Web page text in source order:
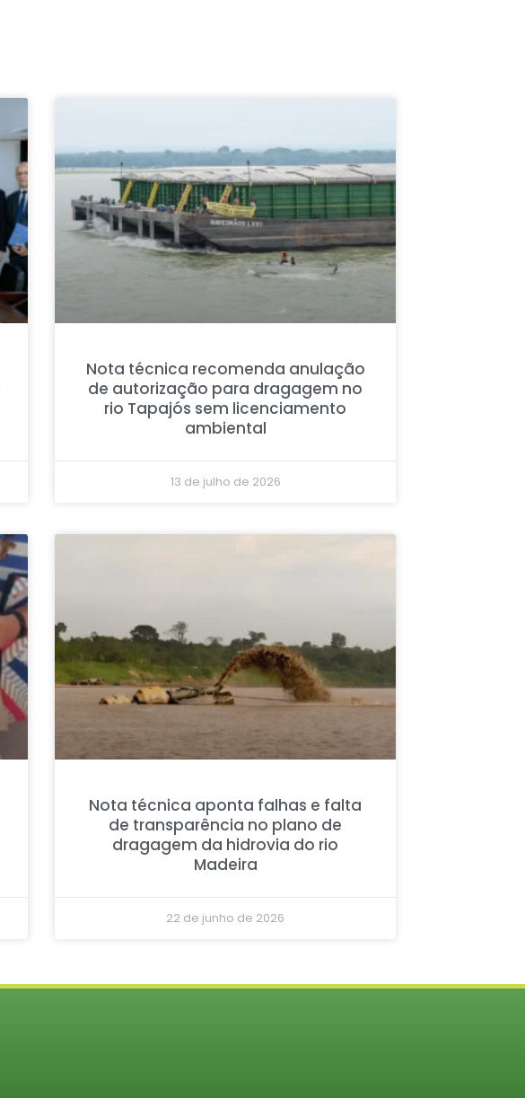
Nota técnica recomenda anulação
de autorização para dragagem no
rio Tapajós sem licenciamento
ambiental
13 de julho de 2026
Nota técnica aponta falhas e falta
de transparência no plano de
dragagem da hidrovia do rio
Madeira
22 de junho de 2026